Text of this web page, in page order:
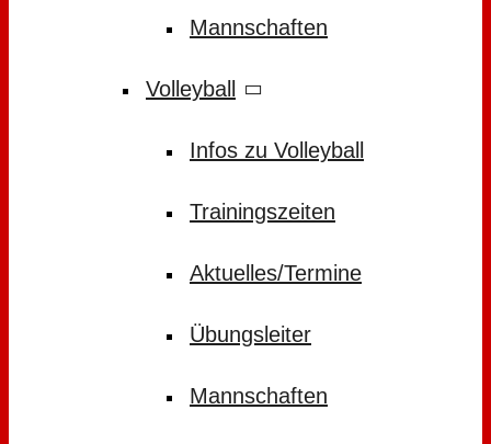
Mannschaften
Volleyball
Infos zu Volleyball
Trainingszeiten
Aktuelles/Termine
Übungsleiter
Mannschaften